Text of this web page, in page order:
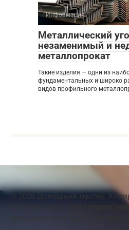
Информация
Металлический
незаменимый и
металлопрокат
Такие изделия — одни из
фундаментальных и широко
видов профильного
© 2026 Домашний мастер.
строго
преследуется в судебном